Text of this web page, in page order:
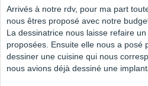
Arrivés à notre rdv, pour ma part
nous êtres proposé avec notre
La dessinatrice nous laisse refaire
proposées. Ensuite elle nous a posé
dessiner une cuisine qui nous
nous avions déjà dessiné une